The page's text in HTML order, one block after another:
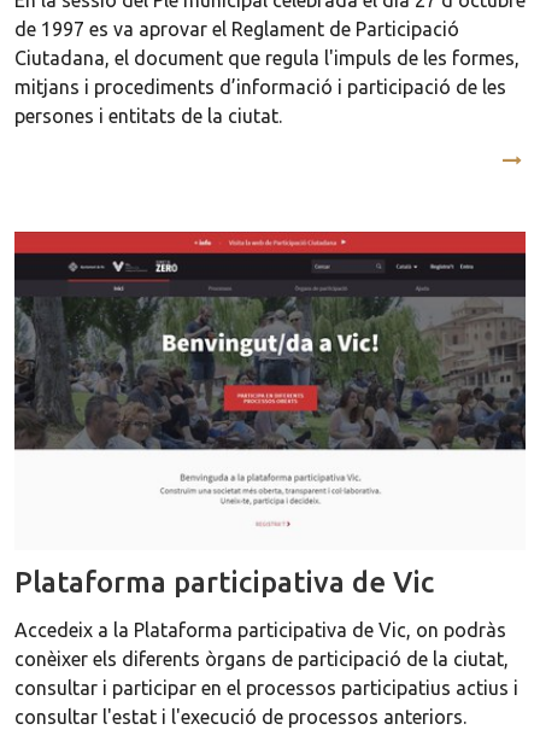
de 1997 es va aprovar el Reglament de Participació
Ciutadana, el document que regula l'impuls de les formes,
mitjans i procediments d’informació i participació de les
persones i entitats de la ciutat.
Plataforma participativa de Vic
Accedeix a la Plataforma participativa de Vic, on podràs
conèixer els diferents òrgans de participació de la ciutat,
consultar i participar en el processos participatius actius i
consultar l'estat i l'execució de processos anteriors.